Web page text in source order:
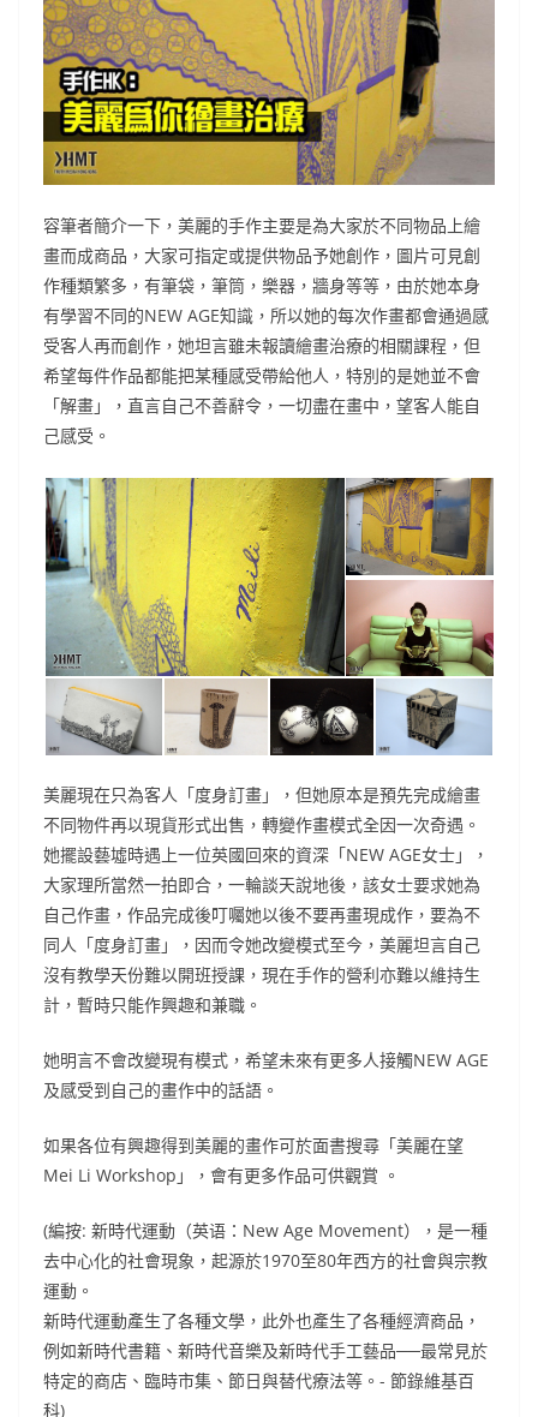
容筆者簡介一下，美麗的手作主要是為大家於不同物品上繪
畫而成商品，大家可指定或提供物品予她創作，圖片可見創
作種類繁多，有筆袋，筆筒，樂器，牆身等等，由於她本身
有學習不同的NEW AGE知識，所以她的每次作畫都會通過感
受客人再而創作，她坦言雖未報讀繪畫治療的相關課程，但
希望每件作品都能把某種感受帶給他人，特別的是她並不會
「解畫」，直言自己不善辭令，一切盡在畫中，望客人能自
己感受。
美麗現在只為客人「度身訂畫」，但她原本是預先完成繪畫
不同物件再以現貨形式出售，轉變作畫模式全因一次奇遇。
她擺設藝墟時遇上一位英國回來的資深「NEW AGE女士」，
大家理所當然一拍即合，一輪談天說地後，該女士要求她為
自己作畫，作品完成後叮囑她以後不要再畫現成作，要為不
同人「度身訂畫」，因而令她改變模式至今，美麗坦言自己
沒有教學天份難以開班授課，現在手作的營利亦難以維持生
計，暫時只能作興趣和兼職。
她明言不會改變現有模式，希望未來有更多人接觸NEW AGE
及感受到自己的畫作中的話語。
如果各位有興趣得到美麗的畫作可於面書搜尋「美麗在望
Mei Li Workshop」，會有更多作品可供觀賞 。
(編按: 新時代運動（英语：New Age Movement），是一種
去中心化的社會現象，起源於1970至80年西方的社會與宗教
運動。
新時代運動產生了各種文學，此外也產生了各種經濟商品，
例如新時代書籍、新時代音樂及新時代手工藝品──最常見於
特定的商店、臨時市集、節日與替代療法等。- 節錄維基百
科)